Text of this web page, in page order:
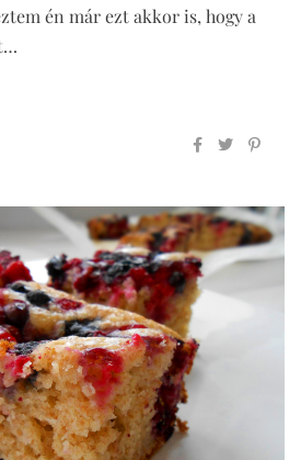
én már ezt akkor is, hogy a